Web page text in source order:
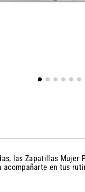
las Zapatillas
acompañarte en tus